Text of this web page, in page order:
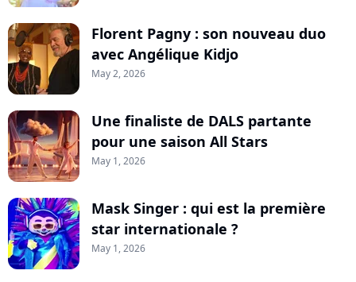
Florent Pagny : son nouveau duo
avec Angélique Kidjo
May 2, 2026
Une finaliste de DALS partante
pour une saison All Stars
May 1, 2026
Mask Singer : qui est la première
star internationale ?
May 1, 2026